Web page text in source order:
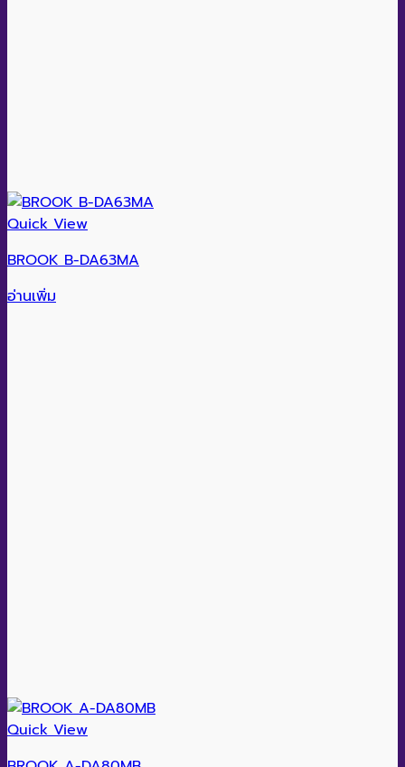
Quick View
BROOK B-DA63MA
อ่านเพิ่ม
Quick View